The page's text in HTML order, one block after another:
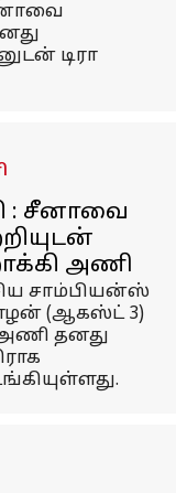
டிரா
: சீனாவை
அணி
சாம்பியன்ஸ்
(ஆகஸ்ட் 3)
தனது